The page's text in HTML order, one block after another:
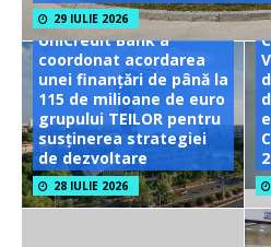
29 IULIE 2026
UniCredit Bank a
coordonat acordarea
unei finanțări de până la
115 de milioane de euro
grupului TEILOR pentru
susținerea strategiei
de dezvoltare
28 IULIE 2026